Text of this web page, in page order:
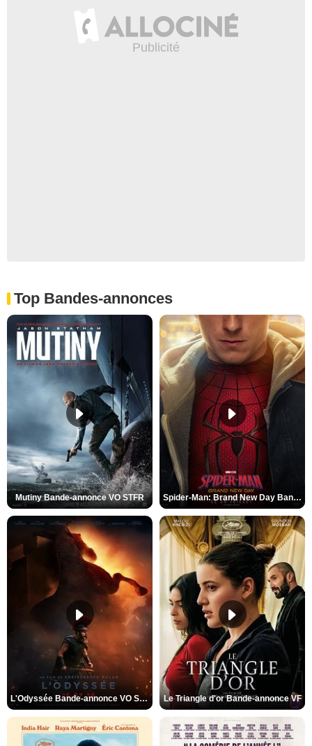
Top Bandes-annonces
Mutiny Bande-annonce VO STFR Spider-Man: Brand New Day Bande-annonce VO STFR
L'Odyssée Bande-annonce VO STFR Le Triangle d'or Bande-annonce VF